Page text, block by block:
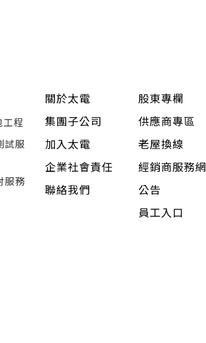
工程
試服
服務
關於太電
集團子公司
加入太電
企業社會責任
聯絡我們
股東專欄
供應商專區
老屋換線
經銷商服務網
公告
員工入口